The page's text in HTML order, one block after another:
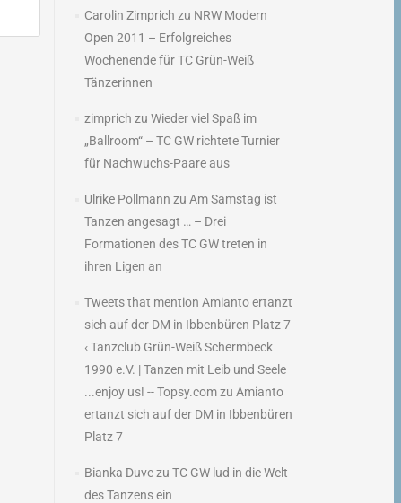
Carolin Zimprich zu NRW Modern
Open 2011 – Erfolgreiches
Wochenende für TC Grün-Weiß
Tänzerinnen
zimprich zu Wieder viel Spaß im
„Ballroom“ – TC GW richtete Turnier
für Nachwuchs-Paare aus
Ulrike Pollmann zu Am Samstag ist
Tanzen angesagt … – Drei
Formationen des TC GW treten in
ihren Ligen an
Tweets that mention Amianto ertanzt
sich auf der DM in Ibbenbüren Platz 7
‹ Tanzclub Grün-Weiß Schermbeck
1990 e.V. | Tanzen mit Leib und Seele
...enjoy us! -- Topsy.comzu Amianto
ertanzt sich auf der DM in Ibbenbüren
Platz 7
Bianka Duvezu TC GW lud in die Welt
des Tanzens ein